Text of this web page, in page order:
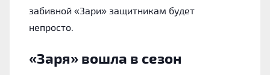
забивной «Зари» защитникам будет
непросто.
«Заря» вошла в сезон